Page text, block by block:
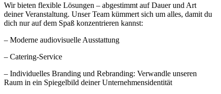
Wir bieten flexible Lösungen – abgestimmt auf Dauer und Art
deiner Veranstaltung. Unser Team kümmert sich um alles, damit du
dich nur auf dem Spaß konzentrieren kannst:
– Moderne audiovisuelle Ausstattung
– Catering-Service
– Individuelles Branding und Rebranding: Verwandle unseren
Raum in ein Spiegelbild deiner Unternehmensidentität